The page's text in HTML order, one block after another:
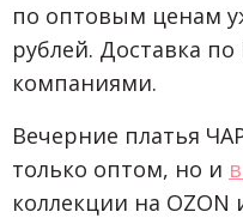
по оптовым ценам
рублей. Доставка
компаниями.
Вечерние платья
только оптом, но и
коллекции на OZON